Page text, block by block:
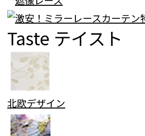
Taste テイスト
北欧デザイン